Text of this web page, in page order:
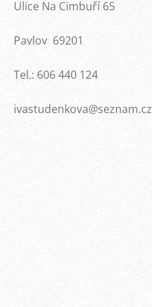
Ulice Na Cimbuří 65
Pavlov 69201
Tel.: 606 440 124
ivastudenkova@seznam.cz